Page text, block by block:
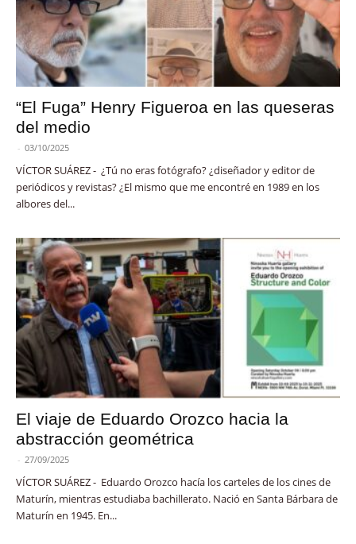
“El Fuga” Henry Figueroa en las queseras
del medio
- 03/10/2025
VÍCTOR SUÁREZ - ¿Tú no eras fotógrafo? ¿diseñador y editor de
periódicos y revistas? ¿El mismo que me encontré en 1989 en los
albores del...
El viaje de Eduardo Orozco hacia la
abstracción geométrica
- 27/09/2025
VÍCTOR SUÁREZ - Eduardo Orozco hacía los carteles de los cines de
Maturín, mientras estudiaba bachillerato. Nació en Santa Bárbara de
Maturín en 1945. En...